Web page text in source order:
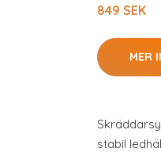
849 SEK
MER
stabil